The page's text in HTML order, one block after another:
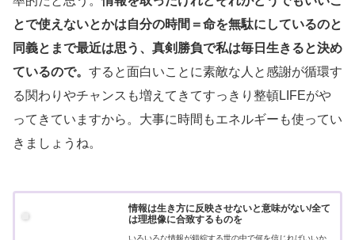
とで使えないとかは自分の時間＝命を無駄にしているのと
同義とまで最近は思う、真剣勝負で私は毎日生きると決め
ているので。 すると面白いことに素敵な人と感謝が循環す
る関わりやチャンスも増えてきてすっきり整頓LIFEがや
ってきていますから。大事に時間もエネルギーも使ってい
きましょうね。
情報は生き方に反映させないと意味がない/全て
は理想像に合致するものを
いろいろな情報が錯綜する世の中で何を信じればいいか